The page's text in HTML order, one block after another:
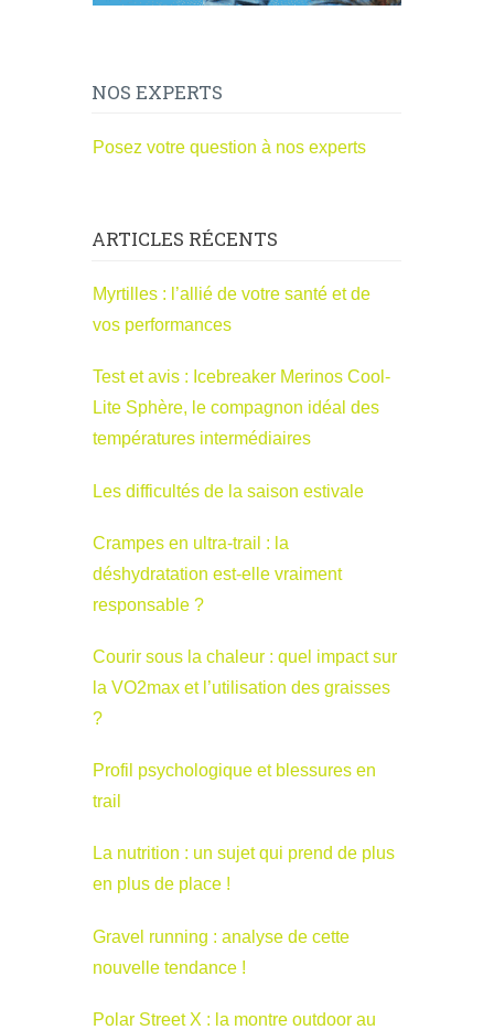
NOS EXPERTS
Posez votre question à nos experts
ARTICLES RÉCENTS
Myrtilles : l’allié de votre santé et de
vos performances
Test et avis : Icebreaker Merinos Cool-
Lite Sphère, le compagnon idéal des
températures intermédiaires
Les difficultés de la saison estivale
Crampes en ultra-trail : la
déshydratation est-elle vraiment
responsable ?
Courir sous la chaleur : quel impact sur
la VO2max et l’utilisation des graisses
?
Profil psychologique et blessures en
trail
La nutrition : un sujet qui prend de plus
en plus de place !
Gravel running : analyse de cette
nouvelle tendance !
Polar Street X : la montre outdoor au